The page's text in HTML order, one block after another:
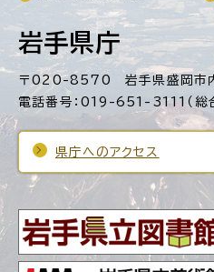
岩手県庁
〒020-8570 岩手県盛岡市
電話番号：019-651-3111（総
県庁へのアクセス